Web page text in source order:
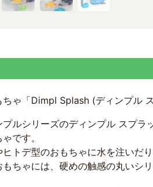
ゃ「Dimpl Splash (ディンプル
プルシリーズのディンプル スプラ
です。
ヒトデ型のおもちゃに水を注いだ
もちゃには、硬めの触感の丸いシ